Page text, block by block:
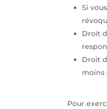
Si
Droit
Droit
moins
Pour